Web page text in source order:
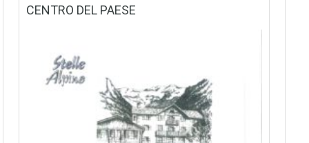
CENTRO DEL PAESE